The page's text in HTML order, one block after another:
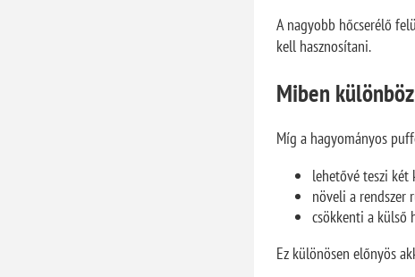
A nagyobb hőcserélő
kell hasznosítani.
Miben
Míg a hagyományos
lehetővé teszi
növeli a rendszer
csökkenti a külső
Ez különösen előnyös